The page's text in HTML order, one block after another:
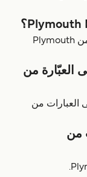
المشاة مسموح لهم بالعبور على العبارات من Plymouth
من
من